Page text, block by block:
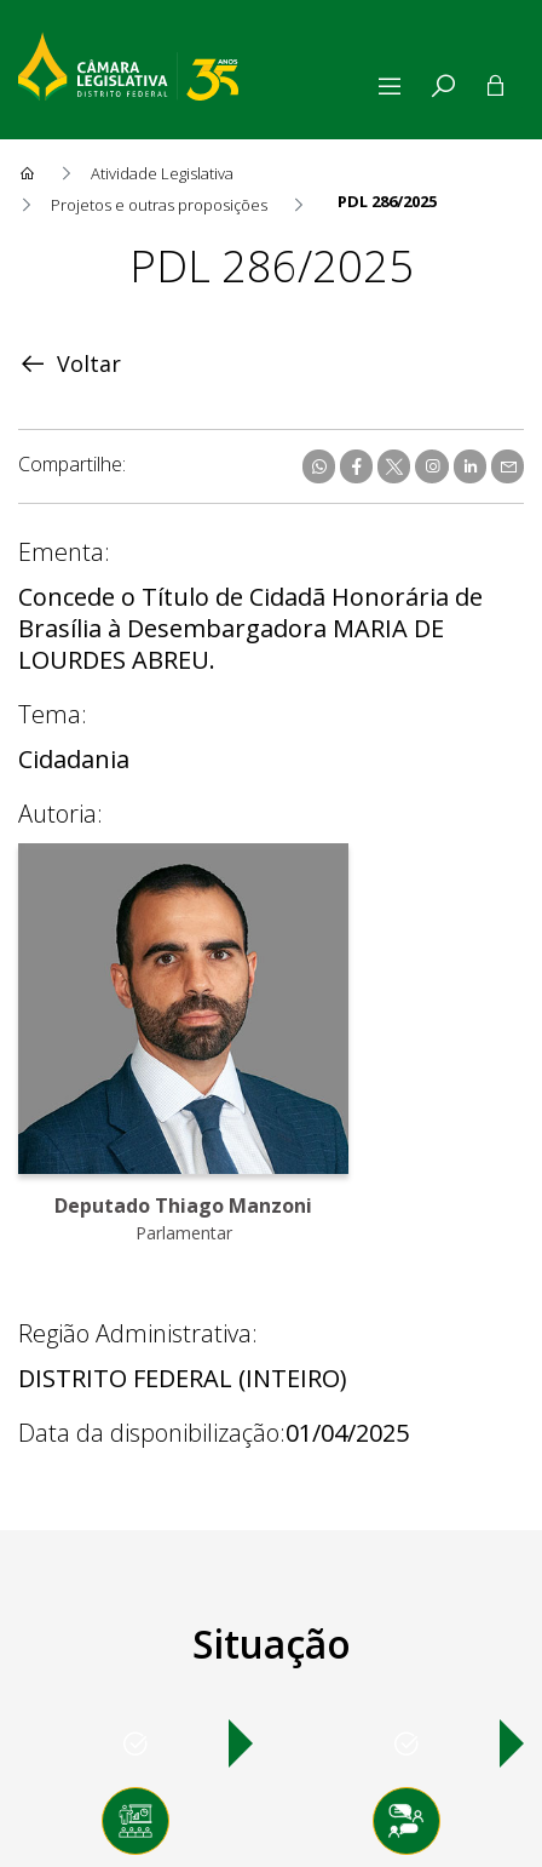
Atividade Legislativa
Projetos e outras proposições
PDL 286/2025
ProposiçãoPDL 286/2025
Voltar
Compartilhe:
Ementa:
Concede o Título de Cidadã Honorária de
Brasília à Desembargadora MARIA DE
LOURDES ABREU.
Tema:
Cidadania
Autoria:
Deputado Thiago Manzoni
Parlamentar
Região Administrativa:
DISTRITO FEDERAL (INTEIRO)
Data da disponibilização:01/04/2025
Situação